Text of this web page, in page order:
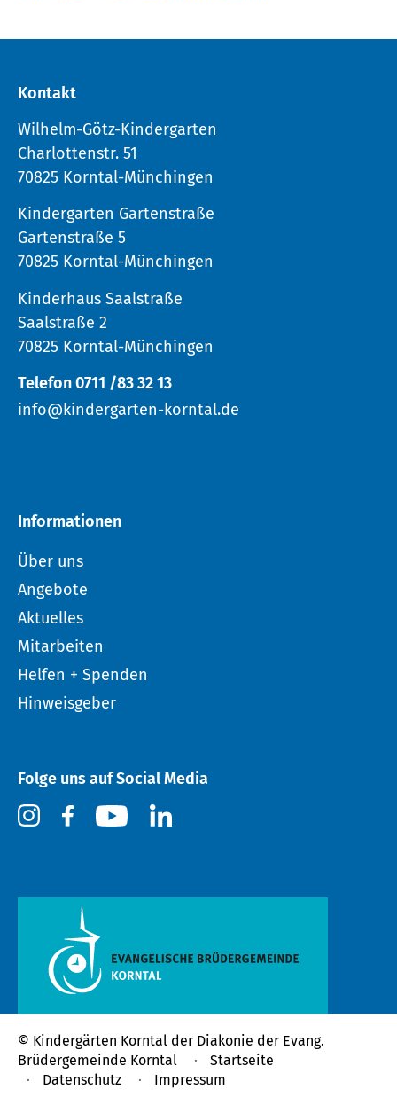
Kontakt
Wilhelm-Götz-Kindergarten
Charlottenstr. 51
70825 Korntal-Münchingen
Kindergarten Gartenstraße
Gartenstraße 5
70825 Korntal-Münchingen
Kinderhaus Saalstraße
Saalstraße 2
70825 Korntal-Münchingen
Telefon 0711 /83 32 13
info@kindergarten-korntal.de
Informationen
Über uns
Angebote
Aktuelles
Mitarbeiten
Helfen + Spenden
Hinweisgeber
Folge uns auf Social Media
© Kindergärten Korntal der Diakonie der Evang.
Brüdergemeinde Korntal
Startseite
Datenschutz
Impressum